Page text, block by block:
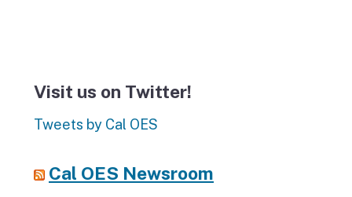
Visit us on Twitter!
Tweets by Cal OES
Cal OES Newsroom